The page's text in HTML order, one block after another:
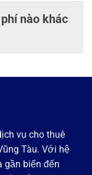
nào khác
vụ cho thuê
Tàu. Với hệ
gần biển đến